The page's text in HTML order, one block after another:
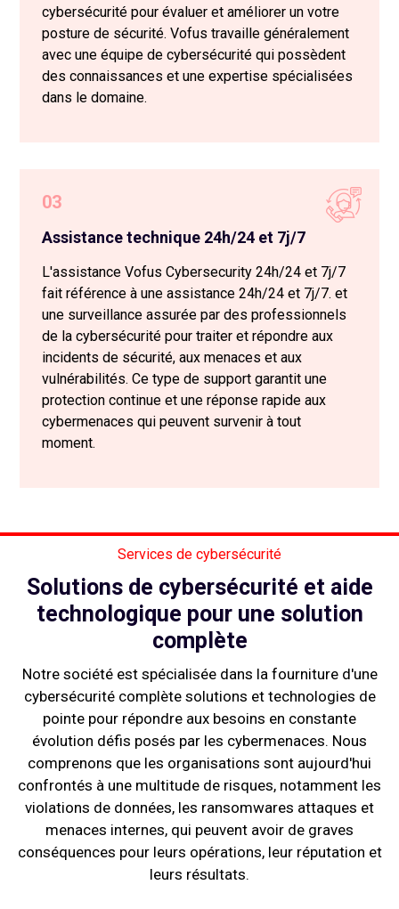
cybersécurité pour évaluer et améliorer un votre
posture de sécurité. Vofus travaille généralement
avec une équipe de cybersécurité qui possèdent
des connaissances et une expertise spécialisées
dans le domaine.
03
Assistance technique 24h/24 et 7j/7
L'assistance Vofus Cybersecurity 24h/24 et 7j/7
fait référence à une assistance 24h/24 et 7j/7. et
une surveillance assurée par des professionnels
de la cybersécurité pour traiter et répondre aux
incidents de sécurité, aux menaces et aux
vulnérabilités. Ce type de support garantit une
protection continue et une réponse rapide aux
cybermenaces qui peuvent survenir à tout
moment.
Services de cybersécurité
Solutions de cybersécurité et aide
technologique pour une solution
complète
Notre société est spécialisée dans la fourniture d'une
cybersécurité complète solutions et technologies de
pointe pour répondre aux besoins en constante
évolution défis posés par les cybermenaces. Nous
comprenons que les organisations sont aujourd'hui
confrontés à une multitude de risques, notamment les
violations de données, les ransomwares attaques et
menaces internes, qui peuvent avoir de graves
conséquences pour leurs opérations, leur réputation et
leurs résultats.